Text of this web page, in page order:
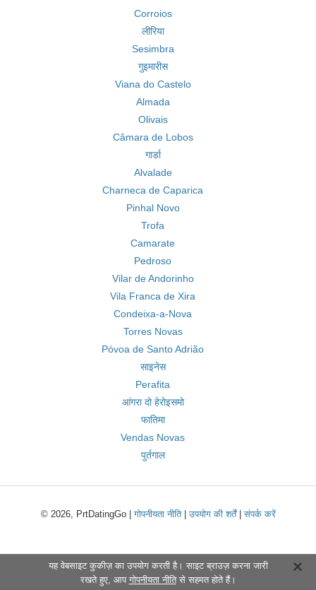
Corroios
लीरिया
Sesimbra
गुइमारीस
Viana do Castelo
Almada
Olivais
Câmara de Lobos
गार्डा
Alvalade
Charneca de Caparica
Pinhal Novo
Trofa
Camarate
Pedroso
Vilar de Andorinho
Vila Franca de Xira
Condeixa-a-Nova
Torres Novas
Póvoa de Santo Adrião
साइनेस
Perafita
आंगरा दो हेरोइसमो
फातिमा
Vendas Novas
पुर्तगाल
© 2026, PrtDatingGo |गोपनीयता नीति|उपयोग की शर्तें|संपर्क करें
यह वेबसाइट कुकीज़ का उपयोग करती है। साइट ब्राउज़ करना जारी
रखते हुए, आप गोपनीयता नीतिसे सहमत होते हैं।